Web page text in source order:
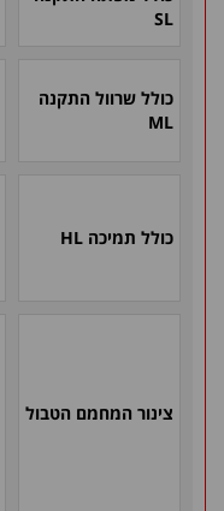
SL
כולל שרוול התקנה
ML
כולל תמיכה HL
צינור המחמם הטבול